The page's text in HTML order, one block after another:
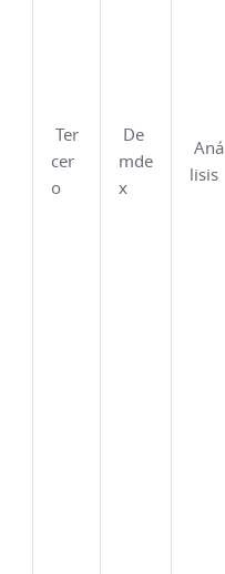
Ter
cer
o
De
mde
x
Aná
lisis